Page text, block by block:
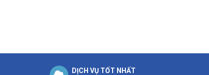
DỊCH VỤ TỐT NHẤT